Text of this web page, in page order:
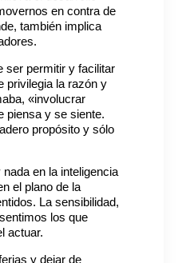
en contra de
también implica
ser permitir y facilitar
privilegia la razón y
«involucrar
piensa y se siente.
propósito y sólo
en la inteligencia
el plano de la
La sensibilidad,
los que
actuar.
y dejar de